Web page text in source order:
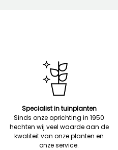
Specialist in tuinplanten
Sinds onze oprichting in 1950
hechten wij veel waarde aan de
kwaliteit van onze planten en
onze service.